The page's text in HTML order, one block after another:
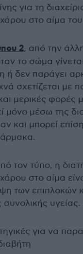
για τη
στο αίμα
2, από την
το σώμα
ή δεν παράγει
σχετίζεται με
μερικές φορές
μόνο μέσω της
και μπορεί
τον τύπο, η
στο αίμα
των επιπλοκών
υγείας.
για να